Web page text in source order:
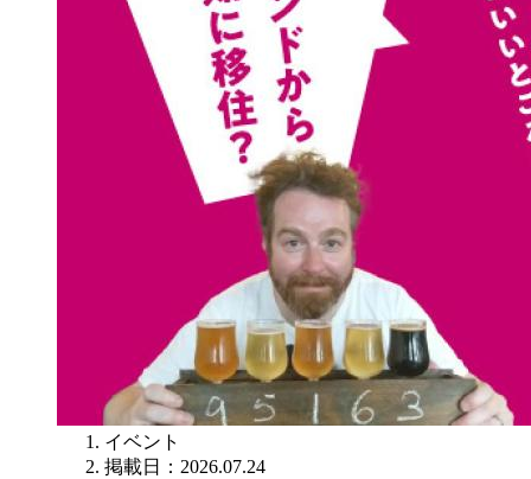
イベント
掲載日：2026.07.24